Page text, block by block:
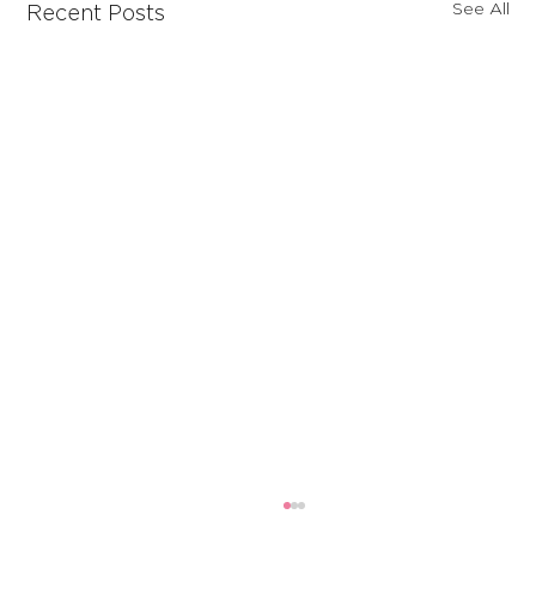
Recent Posts See All